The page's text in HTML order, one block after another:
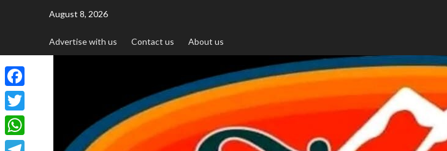
August 8, 2026
Advertise with us Contact us About us
Facebook
Twitter
WhatsApp